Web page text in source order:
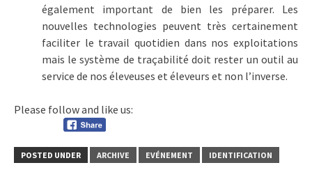
également important de bien les préparer. Les
nouvelles technologies peuvent très certainement
faciliter le travail quotidien dans nos exploitations
mais le système de traçabilité doit rester un outil au
service de nos éleveuses et éleveurs et non l’inverse.
Please follow and like us:
POSTED UNDER ARCHIVE EVÉNEMENT IDENTIFICATION